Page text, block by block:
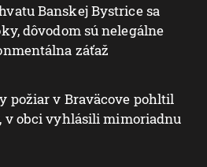
Banskej Bystrice sa
dôvodom sú nelegálne
záťaž
požiar v Braväcove pohltil
v obci vyhlásili mimoriadnu